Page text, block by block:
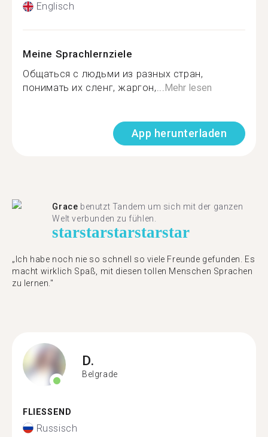
Englisch
Meine Sprachlernziele
Общаться с людьми из разных стран,
понимать их сленг, жаргон,...Mehr lesen
App herunterladen
Grace benutzt Tandem um sich mit der ganzen
Welt verbunden zu fühlen.
starstarstarstarstar
„Ich habe noch nie so schnell so viele Freunde gefunden. Es
macht wirklich Spaß, mit diesen tollen Menschen Sprachen
zu lernen."
D.
Belgrade
FLIESSEND
Russisch